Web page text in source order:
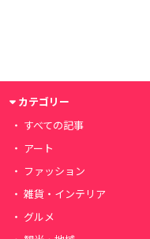
カテゴリー
すべての記事
アート
ファッション
雑貨・インテリア
グルメ